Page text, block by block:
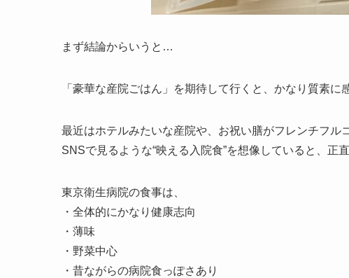
まず結論からいうと…
「豪華な産院ごはん」を期待して行くと、かなり質素に
最近はホテルみたいな産院や、お祝い膳がフレンチフル
SNSで見るような“映える入院食”を想像していると、正
東京衛生病院の食事は、
・全体的にかなり健康志向
・薄味
・野菜中心
・昔ながらの病院食っぽさあり